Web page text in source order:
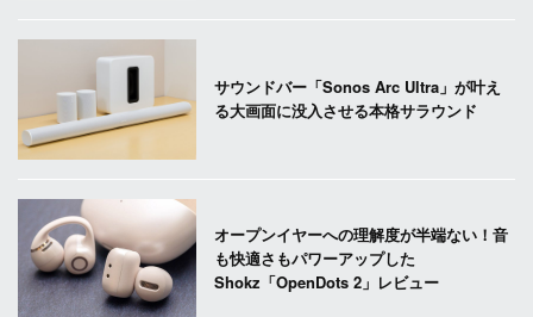
サウンドバー「Sonos Arc Ultra」が叶え
る大画面に没入させる本格サラウンド
オープンイヤーへの理解度が半端ない！音
も快適さもパワーアップした
Shokz「OpenDots 2」レビュー